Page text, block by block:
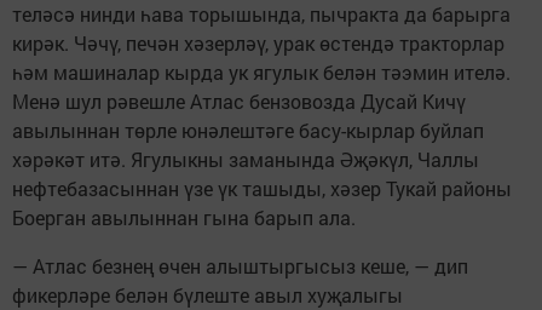
теләсә нинди һава торышында, пычракта да барырга
кирәк. Чәчү, печән хәзерләү, урак өстендә тракторлар
һәм машиналар кырда ук ягулык белән тәэмин ителә.
Менә шул рәвешле Атлас бензовозда Дусай Кичү
авылыннан төрле юнәлештәге басу-кырлар буйлап
хәрәкәт итә. Ягулыкны заманында Әҗәкүл, Чаллы
нефтебазасыннан үзе үк ташыды, хәзер Тукай районы
Боерган авылыннан гына барып ала.
— Атлас безнең өчен алыштыргысыз кеше, — дип
фикерләре белән бүлеште авыл хуҗалыгы